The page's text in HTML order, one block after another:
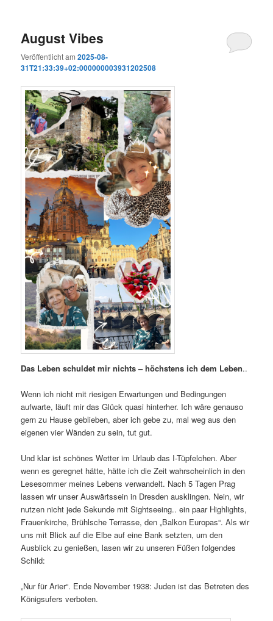
August Vibes
Veröffentlicht am2025-08-
31T21:33:39+02:000000003931202508
Das Leben schuldet mir nichts – höchstens ich dem Leben..
Wenn ich nicht mit riesigen Erwartungen und Bedingungen
aufwarte, läuft mir das Glück quasi hinterher. Ich wäre genauso
gern zu Hause geblieben, aber ich gebe zu, mal weg aus den
eigenen vier Wänden zu sein, tut gut.
Und klar ist schönes Wetter im Urlaub das I-Tüpfelchen. Aber
wenn es geregnet hätte, hätte ich die Zeit wahrscheinlich in den
Lesesommer meines Lebens verwandelt. Nach 5 Tagen Prag
lassen wir unser Auswärtssein in Dresden ausklingen. Nein, wir
nutzen nicht jede Sekunde mit Sightseeing.. ein paar Highlights,
Frauenkirche, Brühlsche Terrasse, den „Balkon Europas“. Als wir
uns mit Blick auf die Elbe auf eine Bank setzten, um den
Ausblick zu genießen, lasen wir zu unseren Füßen folgendes
Schild:
„Nur für Arier“. Ende November 1938: Juden ist das Betreten des
Königsufers verboten.